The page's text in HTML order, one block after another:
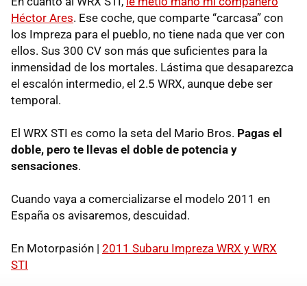
Héctor Ares. Ese coche, que comparte “carcasa” con
los Impreza para el pueblo, no tiene nada que ver con
ellos. Sus 300 CV son más que suficientes para la
inmensidad de los mortales. Lástima que desaparezca
el escalón intermedio, el 2.5 WRX, aunque debe ser
temporal.
El WRX STI es como la seta del Mario Bros. Pagas el
doble, pero te llevas el doble de potencia y
sensaciones.
Cuando vaya a comercializarse el modelo 2011 en
España os avisaremos, descuidad.
En Motorpasión | 2011 Subaru Impreza WRX y WRX
STI